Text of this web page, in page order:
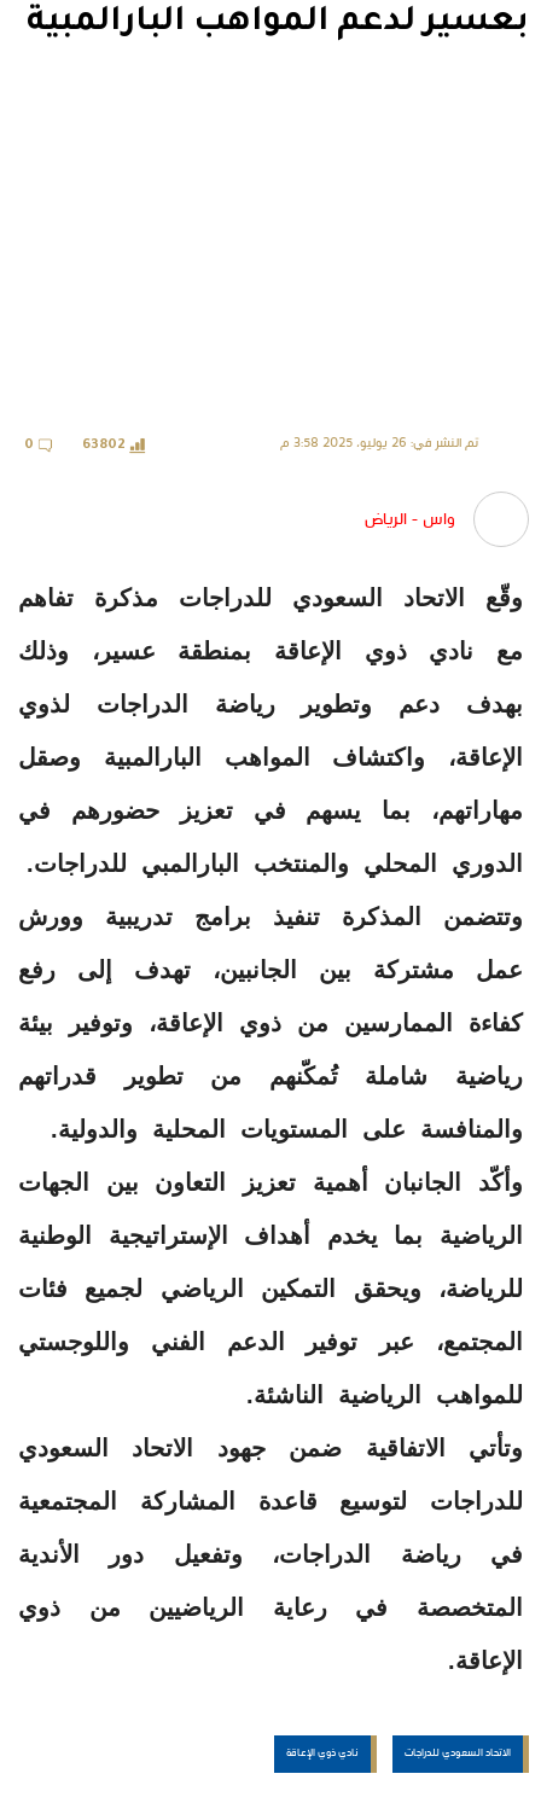
بعسير لدعم المواهب البارالمبية
تم النشر في: 26 يوليو، 2025 3:58 م 63802
0
واس - الرياض
وقّع الاتحاد السعودي للدراجات مذكرة تفاهم
مع نادي ذوي الإعاقة بمنطقة عسير، وذلك
بهدف دعم وتطوير رياضة الدراجات لذوي
الإعاقة، واكتشاف المواهب البارالمبية وصقل
مهاراتهم، بما يسهم في تعزيز حضورهم في
الدوري المحلي والمنتخب البارالمبي للدراجات.
وتتضمن المذكرة تنفيذ برامج تدريبية وورش
عمل مشتركة بين الجانبين، تهدف إلى رفع
كفاءة الممارسين من ذوي الإعاقة، وتوفير بيئة
رياضية شاملة تُمكّنهم من تطوير قدراتهم
والمنافسة على المستويات المحلية والدولية.
وأكّد الجانبان أهمية تعزيز التعاون بين الجهات
الرياضية بما يخدم أهداف الإستراتيجية الوطنية
للرياضة، ويحقق التمكين الرياضي لجميع فئات
المجتمع، عبر توفير الدعم الفني واللوجستي
للمواهب الرياضية الناشئة.
وتأتي الاتفاقية ضمن جهود الاتحاد السعودي
للدراجات لتوسيع قاعدة المشاركة المجتمعية
في رياضة الدراجات، وتفعيل دور الأندية
المتخصصة في رعاية الرياضيين من ذوي
الإعاقة.
الاتحاد السعودي للدراجات نادي ذوي الإعاقة